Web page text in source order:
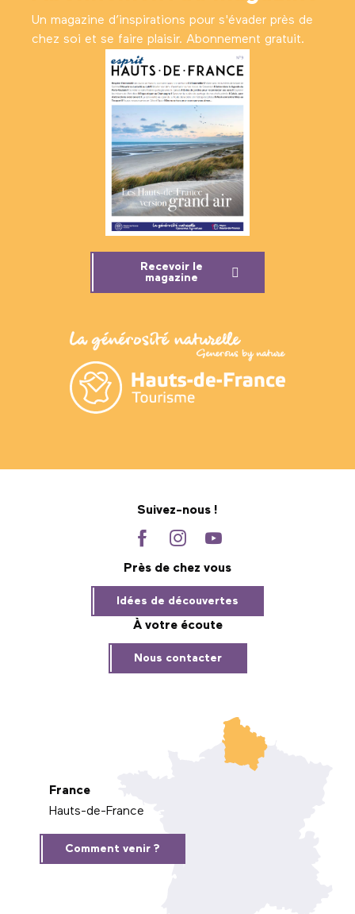
Un magazine d’inspirations pour s'évader près de
chez soi et se faire plaisir. Abonnement gratuit.
Recevoir le
magazine
Suivez-nous !
Près de chez vous
Idées de découvertes
À votre écoute
Nous contacter
France
Hauts-de-France
Comment venir ?